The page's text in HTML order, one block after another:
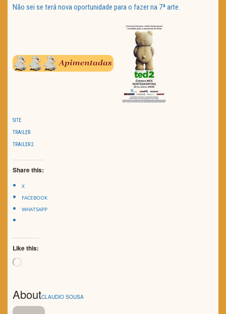
Não sei se terá nova oportunidade para o fazer na 7ª arte.
SITE
TRAILER
TRAILER 2
Share this:
X
FACEBOOK
WHATSAPP
Like this:
Loading…
AboutCLAUDIO SOUSA